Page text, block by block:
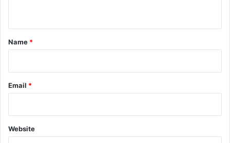
*
Name *
Email *
Website